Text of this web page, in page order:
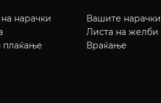
нарачки
плаќање
Вашите нарачки
Листа на желби
Враќање